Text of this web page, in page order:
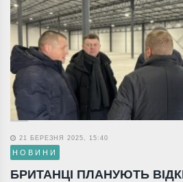
21 БЕРЕЗНЯ 2025, 15:40
НОВИНИ
БРИТАНЦІ ПЛАНУЮТЬ